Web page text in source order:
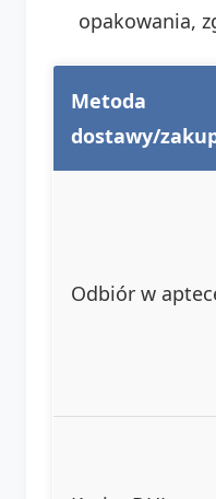
opakowania,
Metoda
dostawy/
Odbiór w